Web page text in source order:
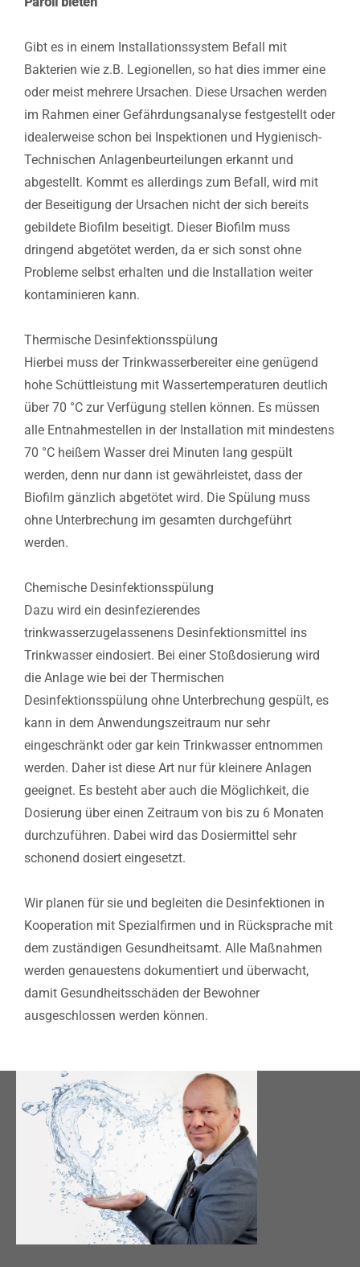
Gibt es in einem Installationssystem Befall mit
Bakterien wie z.B. Legionellen, so hat dies immer eine
oder meist mehrere Ursachen. Diese Ursachen werden
im Rahmen einer Gefährdungsanalyse festgestellt oder
idealerweise schon bei Inspektionen und Hygienisch-
Technischen Anlagenbeurteilungen erkannt und
abgestellt. Kommt es allerdings zum Befall, wird mit
der Beseitigung der Ursachen nicht der sich bereits
gebildete Biofilm beseitigt. Dieser Biofilm muss
dringend abgetötet werden, da er sich sonst ohne
Probleme selbst erhalten und die Installation weiter
kontaminieren kann.
Thermische Desinfektionsspülung
Hierbei muss der Trinkwasserbereiter eine genügend
hohe Schüttleistung mit Wassertemperaturen deutlich
über 70 °C zur Verfügung stellen können. Es müssen
alle Entnahmestellen in der Installation mit mindestens
70 °C heißem Wasser drei Minuten lang gespült
werden, denn nur dann ist gewährleistet, dass der
Biofilm gänzlich abgetötet wird. Die Spülung muss
ohne Unterbrechung im gesamten durchgeführt
werden.
Chemische Desinfektionsspülung
Dazu wird ein desinfezierendes
trinkwasserzugelassenens Desinfektionsmittel ins
Trinkwasser eindosiert. Bei einer Stoßdosierung wird
die Anlage wie bei der Thermischen
Desinfektionsspülung ohne Unterbrechung gespült, es
kann in dem Anwendungszeitraum nur sehr
eingeschränkt oder gar kein Trinkwasser entnommen
werden. Daher ist diese Art nur für kleinere Anlagen
geeignet. Es besteht aber auch die Möglichkeit, die
Dosierung über einen Zeitraum von bis zu 6 Monaten
durchzuführen. Dabei wird das Dosiermittel sehr
schonend dosiert eingesetzt.
Wir planen für sie und begleiten die Desinfektionen in
Kooperation mit Spezialfirmen und in Rücksprache mit
dem zuständigen Gesundheitsamt. Alle Maßnahmen
werden genauestens dokumentiert und überwacht,
damit Gesundheitsschäden der Bewohner
ausgeschlossen werden können.